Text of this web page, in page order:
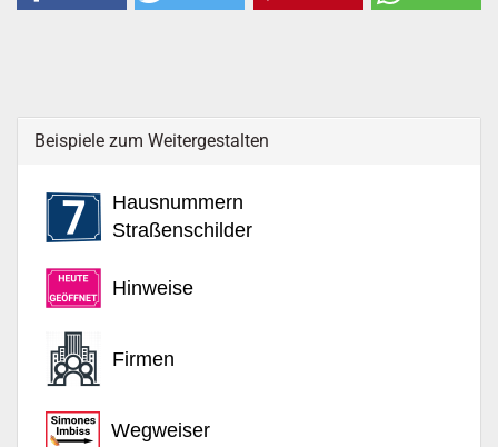
Beispiele zum Weitergestalten
Hausnummern
Straßenschilder
Hinweise
Firmen
Wegweiser